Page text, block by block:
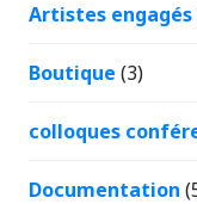
Artistes engagés
Boutique (3)
colloques
Documentation